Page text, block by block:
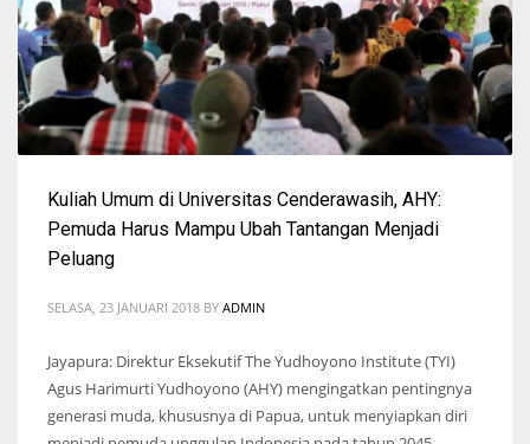
Kuliah Umum di Universitas Cenderawasih, AHY:
Pemuda Harus Mampu Ubah Tantangan Menjadi
Peluang
SELASA, 23 JANUARI 2018 BY ADMIN
Jayapura: Direktur Eksekutif The Yudhoyono Institute (TYI)
Agus Harimurti Yudhoyono (AHY) mengingatkan pentingnya
generasi muda, khususnya di Papua, untuk menyiapkan diri